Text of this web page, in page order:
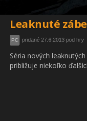
Leaknuté
PC pridané 27.6.2013 pod hry
Séria nových
približuje niekoľko